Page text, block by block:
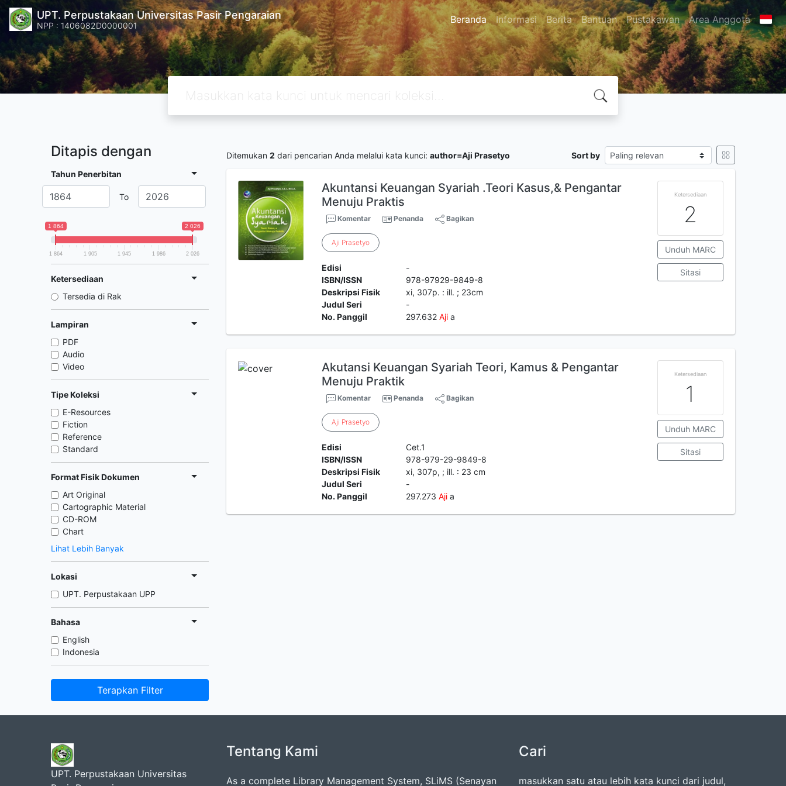
UPT. Perpustakaan Universitas Pasir Pengaraian
NPP : 1406082D0000001 Beranda Informasi Berita Bantuan Pustakawan Area Anggota
Ditapis dengan
Tahun Penerbitan
To
1 864 2 026
1 864 1 905 1 945 1 986 2 026
Ketersediaan
Tersedia di Rak
Lampiran
PDF
Audio
Video
Tipe Koleksi
E-Resources
Fiction
Reference
Standard
Format Fisik Dokumen
Art Original
Cartographic Material
CD-ROM
Chart
Lihat Lebih Banyak
Lokasi
UPT. Perpustakaan UPP
Bahasa
English
Indonesia
Terapkan Filter
Ditemukan 2 dari pencarian Anda melalui kata kunci: author=Aji Prasetyo Sort by
Akuntansi Keuangan Syariah .Teori Kasus,& Pengantar
Menuju Praktis
Komentar Penanda Bagikan
Aji Prasetyo
Edisi
-
ISBN/ISSN
978-97929-9849-8
Deskripsi Fisik
xi, 307p. : ill. ; 23cm
Judul Seri
-
No. Panggil
297.632 Ajia
Ketersediaan
2
Unduh MARC
Sitasi
Akutansi Keuangan Syariah Teori, Kamus & Pengantar
Menuju Praktik
Komentar Penanda Bagikan
Aji Prasetyo
Edisi
Cet.1
ISBN/ISSN
978-979-29-9849-8
Deskripsi Fisik
xi, 307p, ; ill. : 23 cm
Judul Seri
-
No. Panggil
297.273 Ajia
Ketersediaan
1
Unduh MARC
Sitasi
UPT. Perpustakaan Universitas
Tentang Kami
As a complete Library Management System, SLiMS (Senayan
Cari
masukkan satu atau lebih kata kunci dari judul,